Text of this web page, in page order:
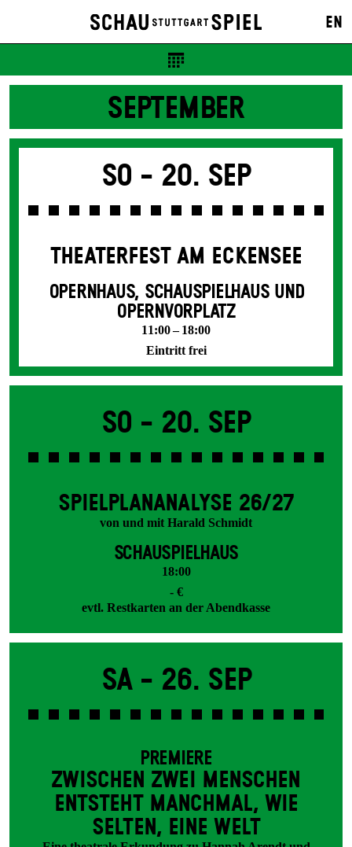
EN
SEPTEMBER
So - 20. Sep
THEATERFEST AM ECKENSEE
OPERNHAUS, SCHAUSPIELHAUS UND
OPERNVORPLATZ
11:00 – 18:00
Eintritt frei
So - 20. Sep
SPIEL­PLAN­ANALYSE 26/27
von und mit Harald Schmidt
SCHAUSPIELHAUS
18:00
- €
evtl. Restkarten an der Abendkasse
Sa - 26. Sep
PREMIERE
ZWISCHEN ZWEI MENSCHEN
ENT­STEHT MANCH­MAL, WIE
SELTEN, EINE WELT